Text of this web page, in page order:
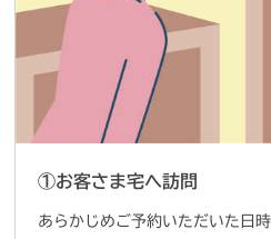
①お客さま宅へ訪問
あらかじめご予約いただいた日